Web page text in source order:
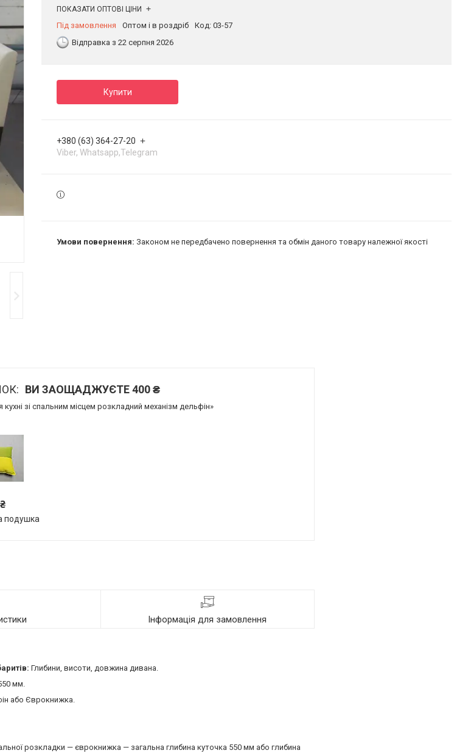
ПОКАЗАТИ ОПТОВІ ЦІНИ
Під замовлення Оптом і в роздріб Код: 03-57
Відправка з 22 серпня 2026
Купити
+380 (63) 364-27-20
Viber, Whatsapp,Telegram
Законом не передбачено повернення та обмін даного товару належної якості
ВИ ЗАОЩАДЖУЄТЕ 400 ₴
зі спальним місцем розкладний механізм дельфін»
подушка
Інформація для замовлення
Глибини, висоти, довжина дивана.
мм.
або Єврокнижка.
розкладки — єврокнижка — загальна глибина куточка 550 мм або глибина